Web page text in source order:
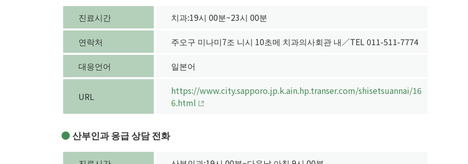
진료시간
치과:19시 00분~23시 00분
연락처
주오구 미나미7조 니시 10초메 치과의사회관 내／TEL 011-511-7774
대응언어
일본어
URL
https://www.city.sapporo.jp.k.ain.hp.transer.com/shisetsuannai/16
6.html
산부인과 응급 상담 전화